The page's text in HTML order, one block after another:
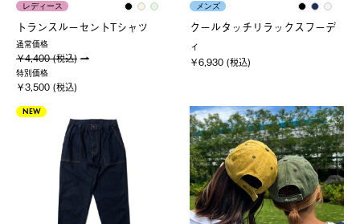
レディース
トランスルーセントTシャツ
通常価格
￥4,400 (税込)
特別価格
￥3,500 (税込)
メンズ
クールタッチリラックスフーデ
ィ
￥6,930 (税込)
NEW